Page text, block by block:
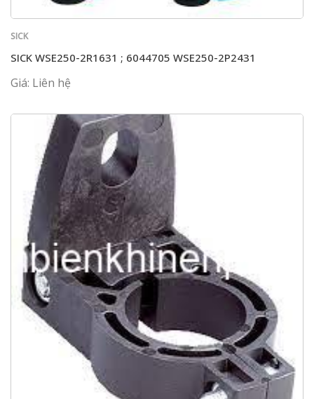
SICK
SICK WSE250-2R1631 ; 6044705 WSE250-2P2431
Giá: Liên hệ